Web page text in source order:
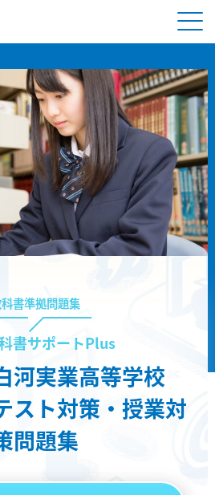
書準拠問題集
書サポートPlus
河実業高等学校
スト対策・授業対
問題集